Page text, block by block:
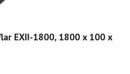
EXII-1800, 1800 x 100 x